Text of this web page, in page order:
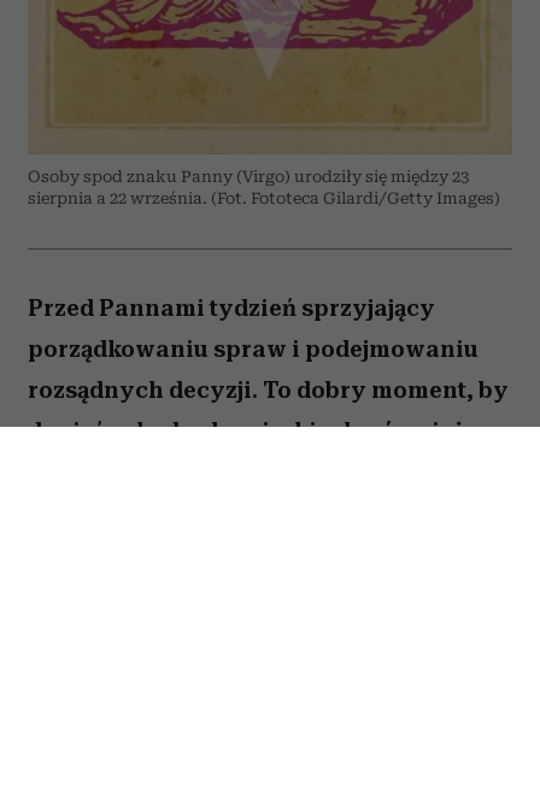
Osoby spod znaku Panny (Virgo) urodziły się między 23
sierpnia a 22 września. (Fot. Fototeca Gilardi/Getty Images)
Przed Pannami tydzień sprzyjający
porządkowaniu spraw i podejmowaniu
rozsądnych decyzji. To dobry moment, by
dopiąć zaległe obowiązki, ale również